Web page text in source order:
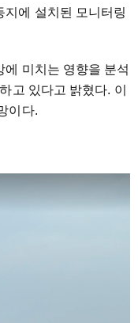
에 설치된 모니터링
미치는 영향을 분석
고 있다고 밝혔다. 이
이다.